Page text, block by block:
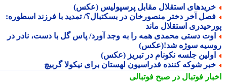
استقلال مقابل پرسپولیس (عکس)
آخر دختر منصورخان در بسکتبال؟/ تمدید با فرزند اسطوره:
استقلال ماند
دستی محمدی همه را به وجد آورد/ پاس گل با دست، نادر در
سوژه شد!(عکس)
جلسه نکونام در تبریز (عکس)
شوکه کننده فدراسیون لهستان برای نیکولا گربیچ
فوتبال در صبح فوتبالی